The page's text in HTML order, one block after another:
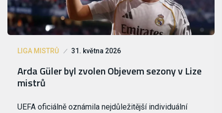
LIGA MISTRŮ 31. května 2026
Arda Güler byl zvolen Objevem sezony v Lize
mistrů
UEFA oficiálně oznámila nejdůležitější individuální